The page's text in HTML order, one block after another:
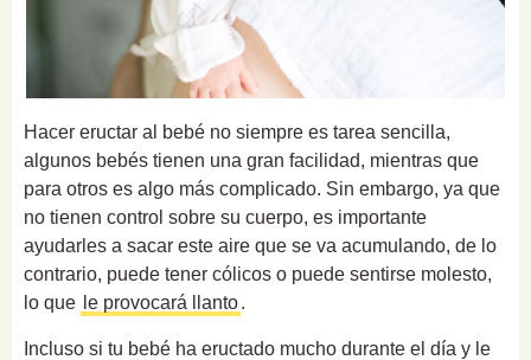
Hacer eructar al bebé no siempre es tarea sencilla,
algunos bebés tienen una gran facilidad, mientras que
para otros es algo más complicado. Sin embargo, ya que
no tienen control sobre su cuerpo, es importante
ayudarles a sacar este aire que se va acumulando, de lo
contrario, puede tener cólicos o puede sentirse molesto,
lo que le provocará llanto.
Incluso si tu bebé ha eructado mucho durante el día y le